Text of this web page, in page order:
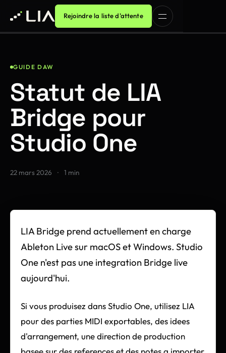
Rejoindre la liste d'attente
GUIDE DAW
Statut de LIA
Bridge pour
Studio One
22 mars 2026 · 1 min
LIA Bridge prend actuellement en charge
Ableton Live sur macOS et Windows. Studio
One n'est pas une integration Bridge live
aujourd'hui.
Si vous produisez dans Studio One, utilisez LIA
pour des parties MIDI exportables, des idees
d'arrangement, une direction de production